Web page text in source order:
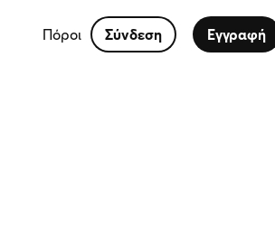
Πόροι Σύνδεση Εγγραφή